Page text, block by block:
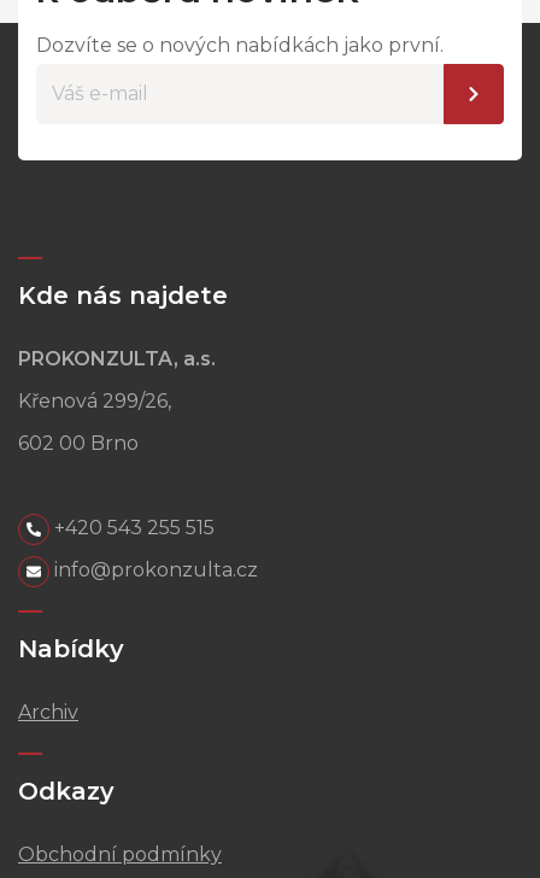
Dozvíte se o nových nabídkách jako první.
Kde nás najdete
PROKONZULTA, a.s.
Křenová 299/26,
602 00 Brno
+420 543 255 515
info@prokonzulta.cz
Nabídky
Archiv
Odkazy
Obchodní podmínky